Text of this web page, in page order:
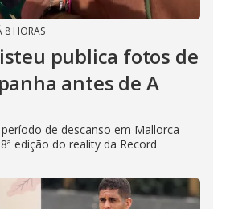
8 HORAS
publica fotos de
antes de A
de descanso em Mallorca
edição do reality da Record